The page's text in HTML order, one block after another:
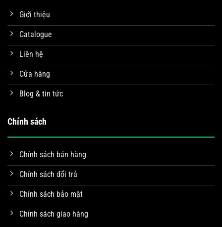
Giới thiệu
Catalogue
Liên hệ
Cửa hàng
Blog & tin tức
Chính sách
Chính sách bán hàng
Chính sách đổi trả
Chính sách bảo mật
Chính sách giao hàng